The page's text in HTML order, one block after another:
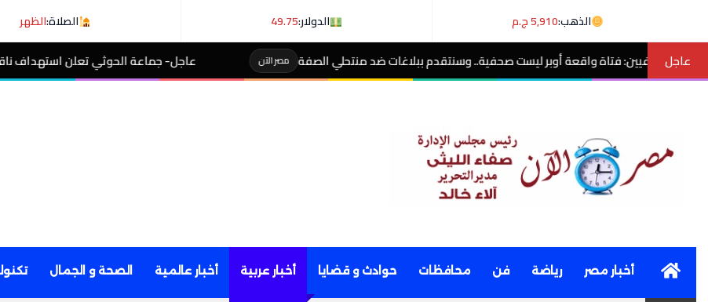
الذهب:5,910 ج.م الدولار:49.75 الصلاة:الظهر
عاجل
أوبر ليست صحفية.. وسنتقدم ببلاغات ضد منتحلي الصفة مصر الآن عاجل- جماعة الحوثي تعلن استهداف ناقلة نفط سعودية في خليج
Homeأخبار مصر رياضة فن محافظات حوادث و قضايا أخبار عربية أخبار عالمية الصحة و الجمال